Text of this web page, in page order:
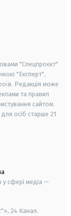
"Спецпроєкт"
"Експерт",
Редакція може
та правил
сайтом.
для осіб старше 21
у сфері медіа —
24 Канал.